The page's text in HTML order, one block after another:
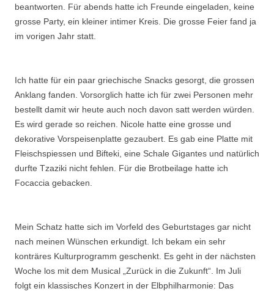
beantworten. Für abends hatte ich Freunde eingeladen, keine
grosse Party, ein kleiner intimer Kreis. Die grosse Feier fand ja
im vorigen Jahr statt.
Ich hatte für ein paar griechische Snacks gesorgt, die grossen
Anklang fanden. Vorsorglich hatte ich für zwei Personen mehr
bestellt damit wir heute auch noch davon satt werden würden.
Es wird gerade so reichen. Nicole hatte eine grosse und
dekorative Vorspeisenplatte gezaubert. Es gab eine Platte mit
Fleischspiessen und Bifteki, eine Schale Gigantes und natürlich
durfte Tzaziki nicht fehlen. Für die Brotbeilage hatte ich
Focaccia gebacken.
Mein Schatz hatte sich im Vorfeld des Geburtstages gar nicht
nach meinen Wünschen erkundigt. Ich bekam ein sehr
konträres Kulturprogramm geschenkt. Es geht in der nächsten
Woche los mit dem Musical „Zurück in die Zukunft“. Im Juli
folgt ein klassisches Konzert in der Elbphilharmonie: Das